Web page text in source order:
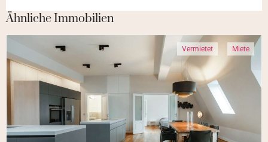
Ähnliche Immobilien
Vermietet Miete